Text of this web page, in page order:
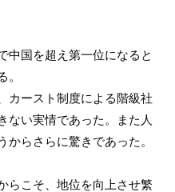
中国を超え第一位になると
。
カースト制度による階級社
ない実情であった。また人
からさらに驚きであった。
らこそ、地位を向上させ繁